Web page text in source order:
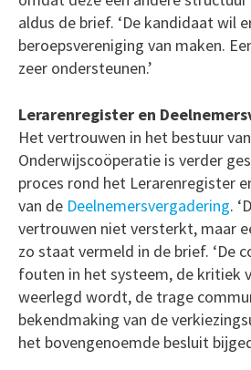
aldus de brief. ‘De kandidaat wil
beroepsvereniging van maken.
zeer ondersteunen.’
Lerarenregister en
Het vertrouwen in het bestuur
Onderwijscoöperatie is verder
proces rond het Lerarenregister
van de Deelnemersvergadering.
vertrouwen niet versterkt, maar
zo staat vermeld in de brief. ‘De
fouten in het systeem, de kritiek
weerlegd wordt, de trage
bekendmaking van de
het bovengenoemde besluit